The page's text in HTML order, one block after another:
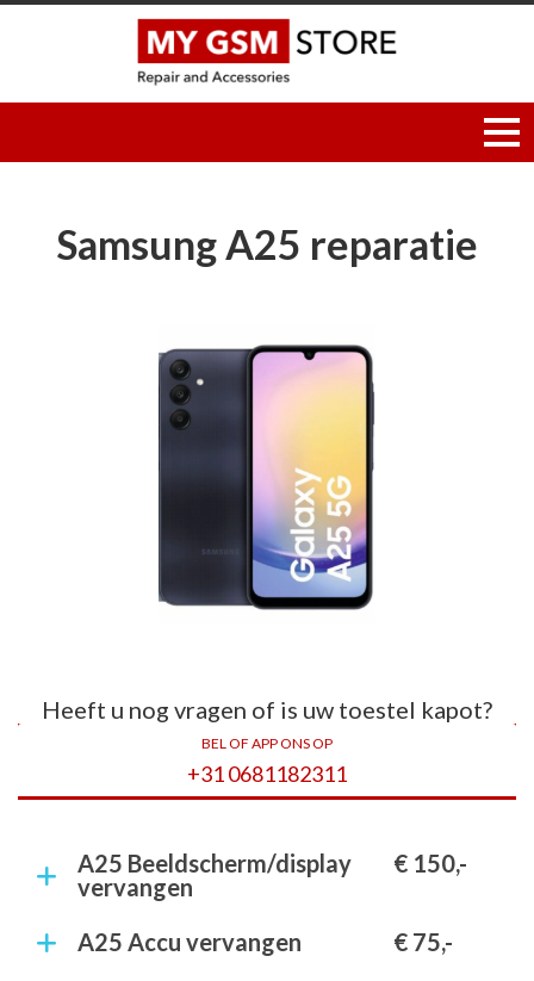
Samsung A25 reparatie
Heeft u nog vragen of is uw toestel kapot?
BEL OF APP ONS OP
+31 0681182311
A25 Beeldscherm/display
vervangen
€ 150,-
A25 Accu vervangen
€ 75,-